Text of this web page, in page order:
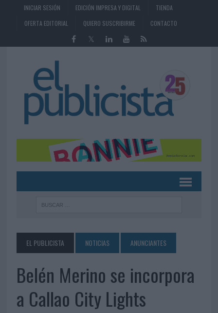
INICIAR SESIÓN EDICIÓN IMPRESA Y DIGITAL
TIENDA
OFERTA EDITORIAL
QUIERO SUSCRIBIRME CONTACTO
EL PUBLICISTA NOTICIAS ANUNCIANTES
Belén Merino se incorpora
a Callao City Lights